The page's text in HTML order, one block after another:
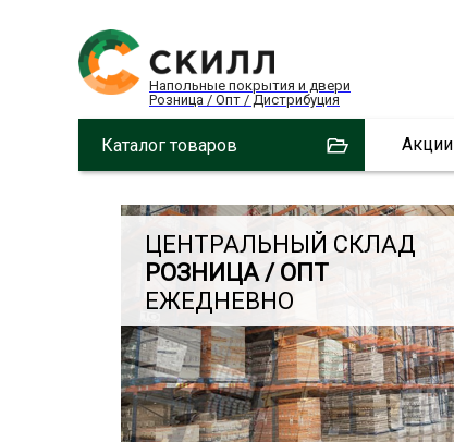
Напольные покрытия и двери
Розница / Опт / Дистрибуция
Каталог товаров Акции
ЦЕНТРАЛЬНЫЙ СКЛАД
РОЗНИЦА / ОПТ
ЕЖЕДНЕВНО